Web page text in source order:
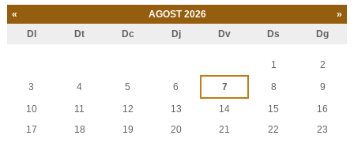
« AGOST 2026 »
Dl Dt Dc Dj Dv Ds Dg
1
2
3
4 5 6 7 8
9
10
11 12 13 14 15
16
17
18 19 20 21 22
23